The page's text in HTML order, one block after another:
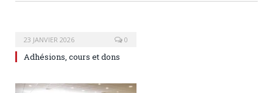
23 JANVIER 2026 0
Adhésions, cours et dons